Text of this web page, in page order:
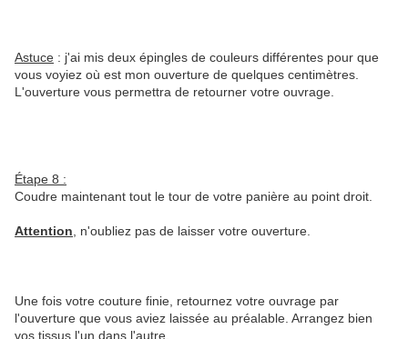
Astuce : j'ai mis deux épingles de couleurs différentes pour que
vous voyiez où est mon ouverture de quelques centimètres.
L'ouverture vous permettra de retourner votre ouvrage.
Étape 8 :
Coudre maintenant tout le tour de votre panière au point droit.
Attention n'oubliez pas de laisser votre ouverture.
Une fois votre couture finie, retournez votre ouvrage par
l'ouverture que vous aviez laissée au préalable. Arrangez bien
vos tissus l'un dans l'autre.